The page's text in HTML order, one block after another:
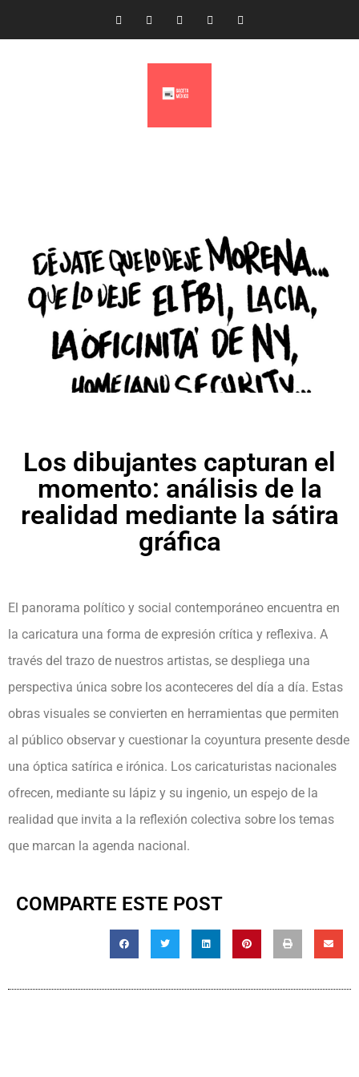
Los dibujantes capturan el
momento: análisis de la
realidad mediante la sátira
gráfica
El panorama político y social contemporáneo encuentra en
la caricatura una forma de expresión crítica y reflexiva. A
través del trazo de nuestros artistas, se despliega una
perspectiva única sobre los aconteceres del día a día. Estas
obras visuales se convierten en herramientas que permiten
al público observar y cuestionar la coyuntura presente desde
una óptica satírica e irónica. Los caricaturistas nacionales
ofrecen, mediante su lápiz y su ingenio, un espejo de la
realidad que invita a la reflexión colectiva sobre los temas
que marcan la agenda nacional.
COMPARTE ESTE POST